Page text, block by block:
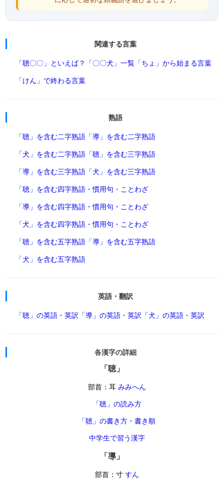
関連する言葉
「聴〇〇」といえば？ 「〇〇犬」一覧 「ちょ」から始まる言葉
「けん」で終わる言葉
熟語
「聴」を含む二字熟語 「導」を含む二字熟語
「犬」を含む二字熟語 「聴」を含む三字熟語
「導」を含む三字熟語 「犬」を含む三字熟語
「聴」を含む四字熟語・慣用句・ことわざ
「導」を含む四字熟語・慣用句・ことわざ
「犬」を含む四字熟語・慣用句・ことわざ
「聴」を含む五字熟語 「導」を含む五字熟語
「犬」を含む五字熟語
英語・翻訳
「聴」の英語・英訳 「導」の英語・英訳 「犬」の英語・英訳
各漢字の詳細
「聴」
部首：耳 みみへん
「聴」の読み方
「聴」の書き方・書き順
中学生で習う漢字
「導」
部首：寸 すん